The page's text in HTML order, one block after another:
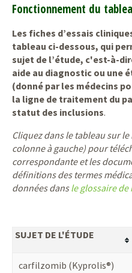
Fonctionnement du
Les fiches d’essais
tableau ci-dessous, qui
sujet de l’étude, c'est-à-
aide au diagnostic ou une
(donné par les médecins
la ligne de traitement du
statut des inclusions.
Cliquez dans le tableau sur
colonne à gauche) pour
correspondante et les
définitions des termes
données dansle glossaire
SUJET DE L'ÉTUDE
carfilzomib (Kyprolis®)